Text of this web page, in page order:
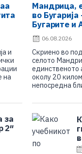
и
на
за
2″
Мандрица,
во
Бугарите и
06.08.2026
Скриено во
селото
единственото
околу 20
непосредна